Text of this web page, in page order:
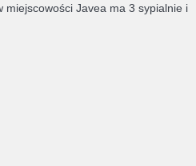
miejscowości Javea ma 3 sypialnie i